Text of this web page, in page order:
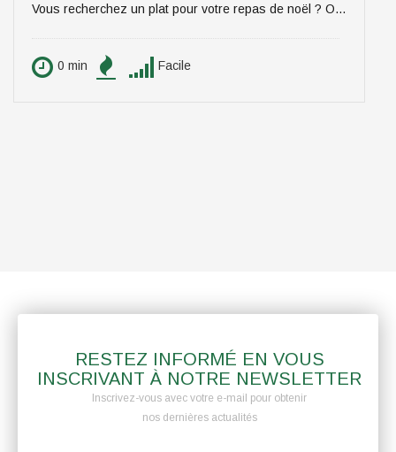
Vous recherchez un plat pour votre repas de noël ? On vous propose un plat qui épatera vos invités, digne d'un repas de fête ! La pintade farcie aux marrons et pommes, sauce aux morilles. Pour 6 personnes.
0 min Facile
RESTEZ INFORMÉ EN VOUS
INSCRIVANT À NOTRE NEWSLETTER
Inscrivez-vous avec votre e-mail pour obtenir
nos dernières actualités